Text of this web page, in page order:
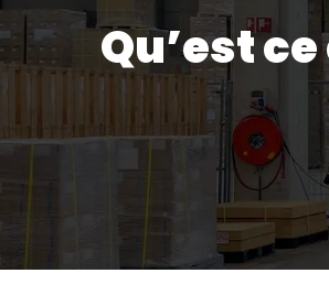
Qu’est